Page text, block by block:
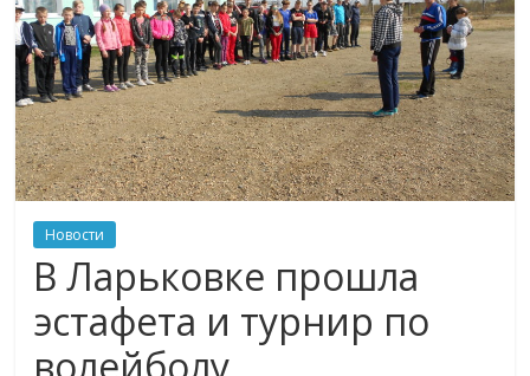
Новости
В Ларьковке прошла
эстафета и турнир по